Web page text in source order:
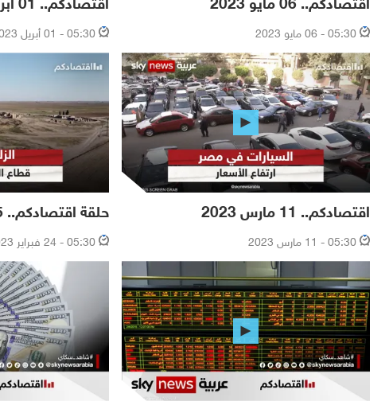
05:30 - 06 مايو 2023 05:30 - 01 أبريل 2023
اقتصادكم.. 11 مارس 2023
05:30 - 11 مارس 2023
حلقة اقتصادكم.. 25 فبراير 2023
05:30 - 24 فبراير 2023